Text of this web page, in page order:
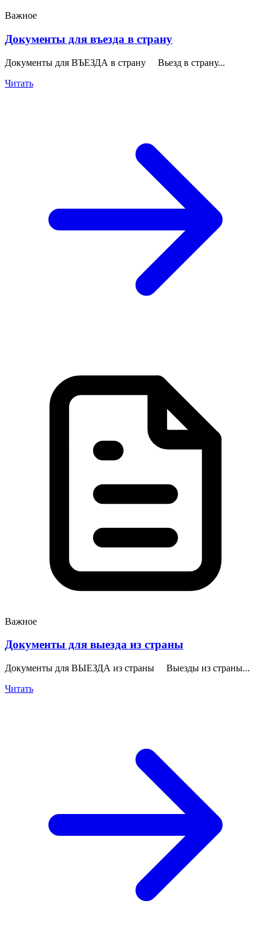
Важное
Документы для въезда в страну
Документы для ВЪЕЗДА в страну Вьезд в страну...
Читать
Важное
Документы для выезда из страны
Документы для ВЫЕЗДА из страны Выезды из страны...
Читать